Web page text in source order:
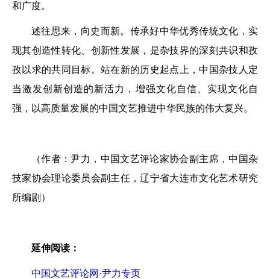
和广度。
述往思来，向史而新。传承好中华优秀传统文化，实
现其创造性转化、创新性发展，是杂技界的深刻共识和孜
孜以求的共同目标。站在新的历史起点上，中国杂技人定
当激发创新创造的新活力，增强文化自信、实现文化自
强，以高质量发展的中国文艺推进中华民族的伟大复兴。
（作者：尹力，中国文艺评论家协会副主席，中国杂
技家协会理论委员会副主任，辽宁省大连市文化艺术研究
所编剧）
延伸阅读：
中国文艺评论网·尹力专页